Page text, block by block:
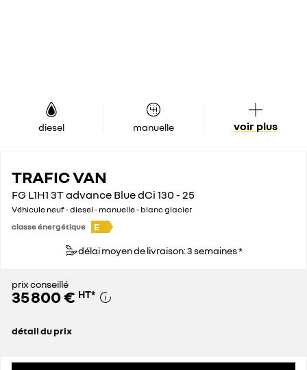
diesel manuelle voir plus
TRAFIC VAN
FG L1H1 3T advance Blue dCi 130 - 25
Véhicule neuf - diesel - manuelle - blanc glacier
classe énergétique
E
délai moyen de livraison: 3 semaines *
prix conseillé
35 800 € HT*
détail du prix